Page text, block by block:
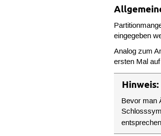
eingegeben
Analog zum
ersten Mal
Hinweis:
Bevor man